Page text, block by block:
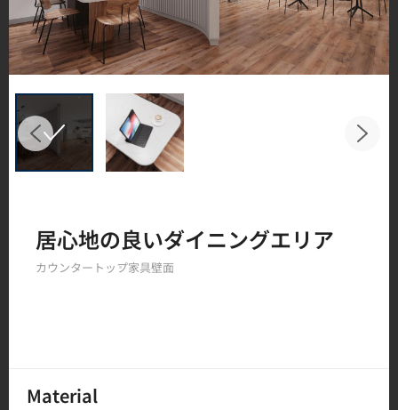
居心地の良いダイニングエリア
カウンタートップ家具壁面
Material
キッチンやバスルームなどの主要スペースで、HIM
ACS ソリッドサーフェス、TERACANTO ポーセリ
ン、そして HFLOR フローリングの魅力的な施工例